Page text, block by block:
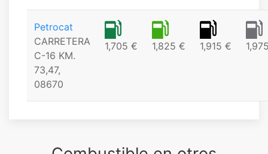
Petrocat
CARRETERA
C-16 KM.
73,47,
08670
1,705 € 1,825 € 1,915 €